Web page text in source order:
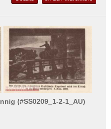
(#SS0209_1-2-1_AU)